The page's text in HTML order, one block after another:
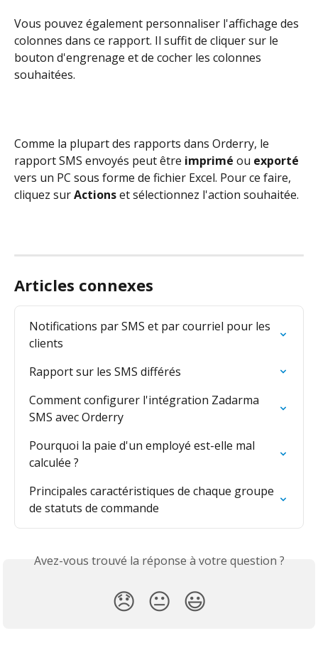
Vous pouvez également personnaliser l'affichage des
colonnes dans ce rapport. Il suffit de cliquer sur le
bouton d'engrenage et de cocher les colonnes
souhaitées.
Comme la plupart des rapports dans Orderry, le
rapport SMS envoyés peut être imprimé ou exporté
vers un PC sous forme de fichier Excel. Pour ce faire,
cliquez sur Actions et sélectionnez l'action souhaitée.
Articles connexes
Notifications par SMS et par courriel pour les
clients
Rapport sur les SMS différés
Comment configurer l'intégration Zadarma
SMS avec Orderry
Pourquoi la paie d'un employé est-elle mal
calculée ?
Principales caractéristiques de chaque groupe
de statuts de commande
Avez-vous trouvé la réponse à votre question ?
😞 😐 😃